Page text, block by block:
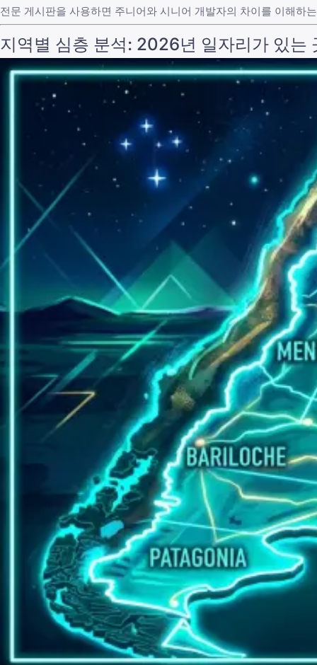
전문 게시판을 사용하면 주니어와 시니어 개발자의 차이를 이해하
지역별 심층 분석: 2026년 일자리가 있는